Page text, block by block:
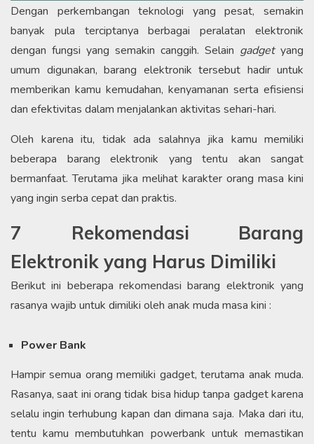
Dengan perkembangan teknologi yang pesat, semakin
banyak pula terciptanya berbagai peralatan elektronik
dengan fungsi yang semakin canggih. Selain gadgetyang
umum digunakan, barang elektronik tersebut hadir untuk
memberikan kamu kemudahan, kenyamanan serta efisiensi
dan efektivitas dalam menjalankan aktivitas sehari-hari.
Oleh karena itu, tidak ada salahnya jika kamu memiliki
beberapa barang elektronik yang tentu akan sangat
bermanfaat. Terutama jika melihat karakter orang masa kini
yang ingin serba cepat dan praktis.
7 Rekomendasi Barang
Elektronik yang Harus Dimiliki
Berikut ini beberapa rekomendasi barang elektronik yang
rasanya wajib untuk dimiliki oleh anak muda masa kini :
Power Bank
Hampir semua orang memiliki gadget, terutama anak muda.
Rasanya, saat ini orang tidak bisa hidup tanpa gadget karena
selalu ingin terhubung kapan dan dimana saja. Maka dari itu,
tentu kamu membutuhkan powerbank untuk memastikan